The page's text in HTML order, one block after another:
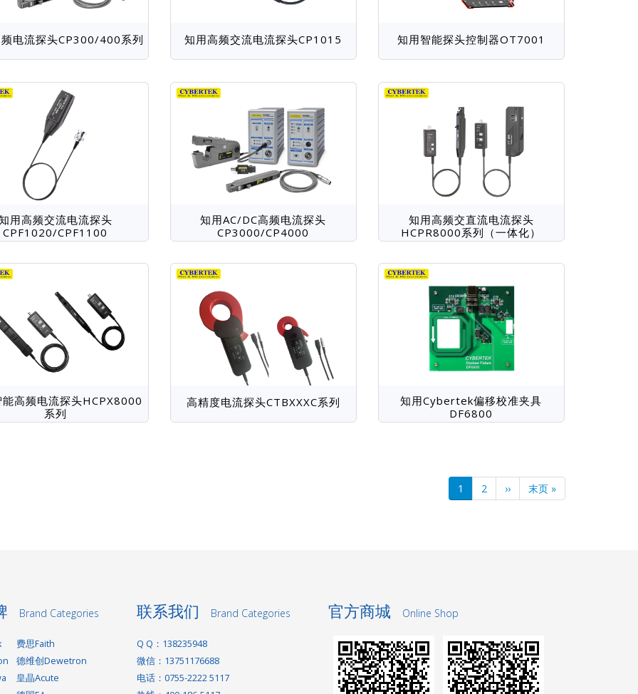
电流探头CP300/400系列 知用高频交流电流探头CP1015 知用智能探头控制器OT7001
用高频交流电流探头
CPF1020/CPF1100
知用AC/DC高频电流探头
CP3000/CP4000
知用高频交直流电流探头
HCPR8000系列（一体化）
高频电流探头HCPX8000
系列
高精度电流探头CTBXXXC系列
知用Cybertek偏移校准夹具
DF6800
当
前
1 Page
2
下
一
››
末
页
末页 »
Brand Categories
费思Faith
德维创Dewetron
皇晶Acute
联系我们 Brand Categories
Q Q：138235948
微信：13751176688
电话：0755-2222 5117
官方商城 Online Shop
景观护栏
网络测试仪
网络测试仪